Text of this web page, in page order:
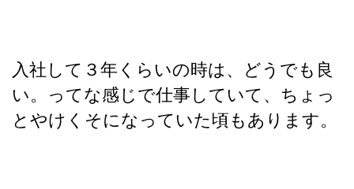
入社して３年くらいの時は、どうでも良
い。ってな感じで仕事していて、ちょっ
とやけくそになっていた頃もあります。